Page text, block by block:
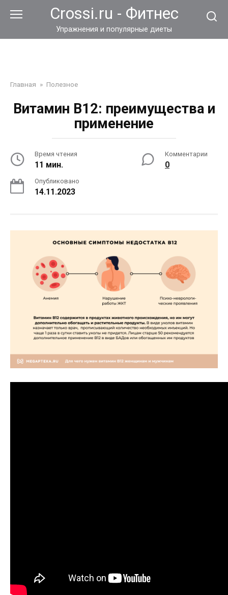
Crossi.ru - Фитнес
Упражнения и популярные диеты
Главная » Полезное
Витамин B12: преимущества и
применение
Время чтения
11 мин.
Комментарии
0
Опубликовано
14.11.2023